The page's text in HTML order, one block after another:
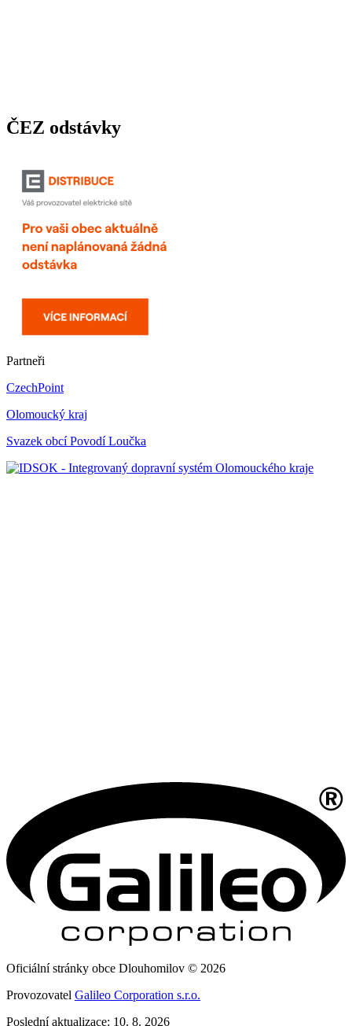
ČEZ odstávky
Partneři
CzechPoint
Olomoucký kraj
Svazek obcí Povodí Loučka
Oficiální stránky obce Dlouhomilov © 2026
Provozovatel Galileo Corporation s.r.o.
Poslední aktualizace: 10. 8. 2026